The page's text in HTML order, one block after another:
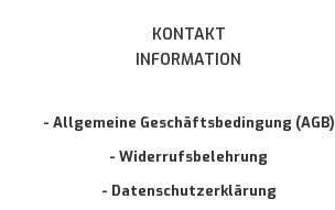
KONTAKT
INFORMATION
- Allgemeine Geschäftsbedingung (AGB)
- Widerrufsbelehrung
- Datenschutzerklärung